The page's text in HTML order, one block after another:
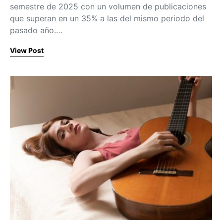
semestre de 2025 con un volumen de publicaciones
que superan en un 35% a las del mismo periodo del
pasado año.…
View Post